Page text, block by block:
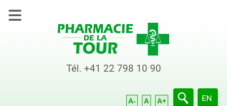
Tél. +41 22 798 10 90
A- A A+ EN